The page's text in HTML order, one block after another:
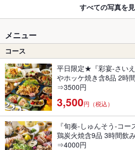
すべての写真を
メニュー
コース
平日限定★『彩宴-さい
やホッケ焼き含8品 2時
⇒3500円
3,500円（税込）
『旬奏-しゅんそう-コ
鶏炭火焼含9品 3時間飲
⇒4000円